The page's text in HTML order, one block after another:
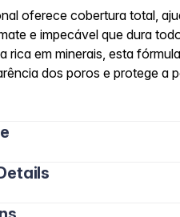
oferece cobertura total,
e impecável que dura
rica em minerais, esta
dos poros e protege a